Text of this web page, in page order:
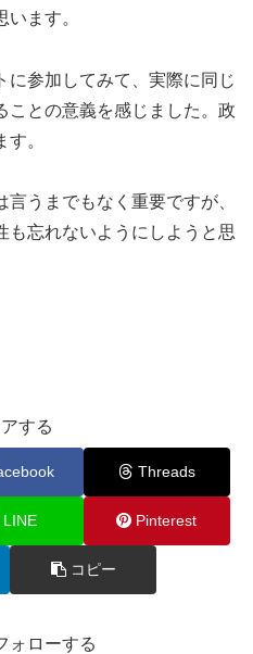
ます。
に参加してみて、実際に同じ
ことの意義を感じました。政
。
うまでもなく重要ですが、
も忘れないようにしようと思
する
Threads
LINE Pinterest
コピー
ォローする